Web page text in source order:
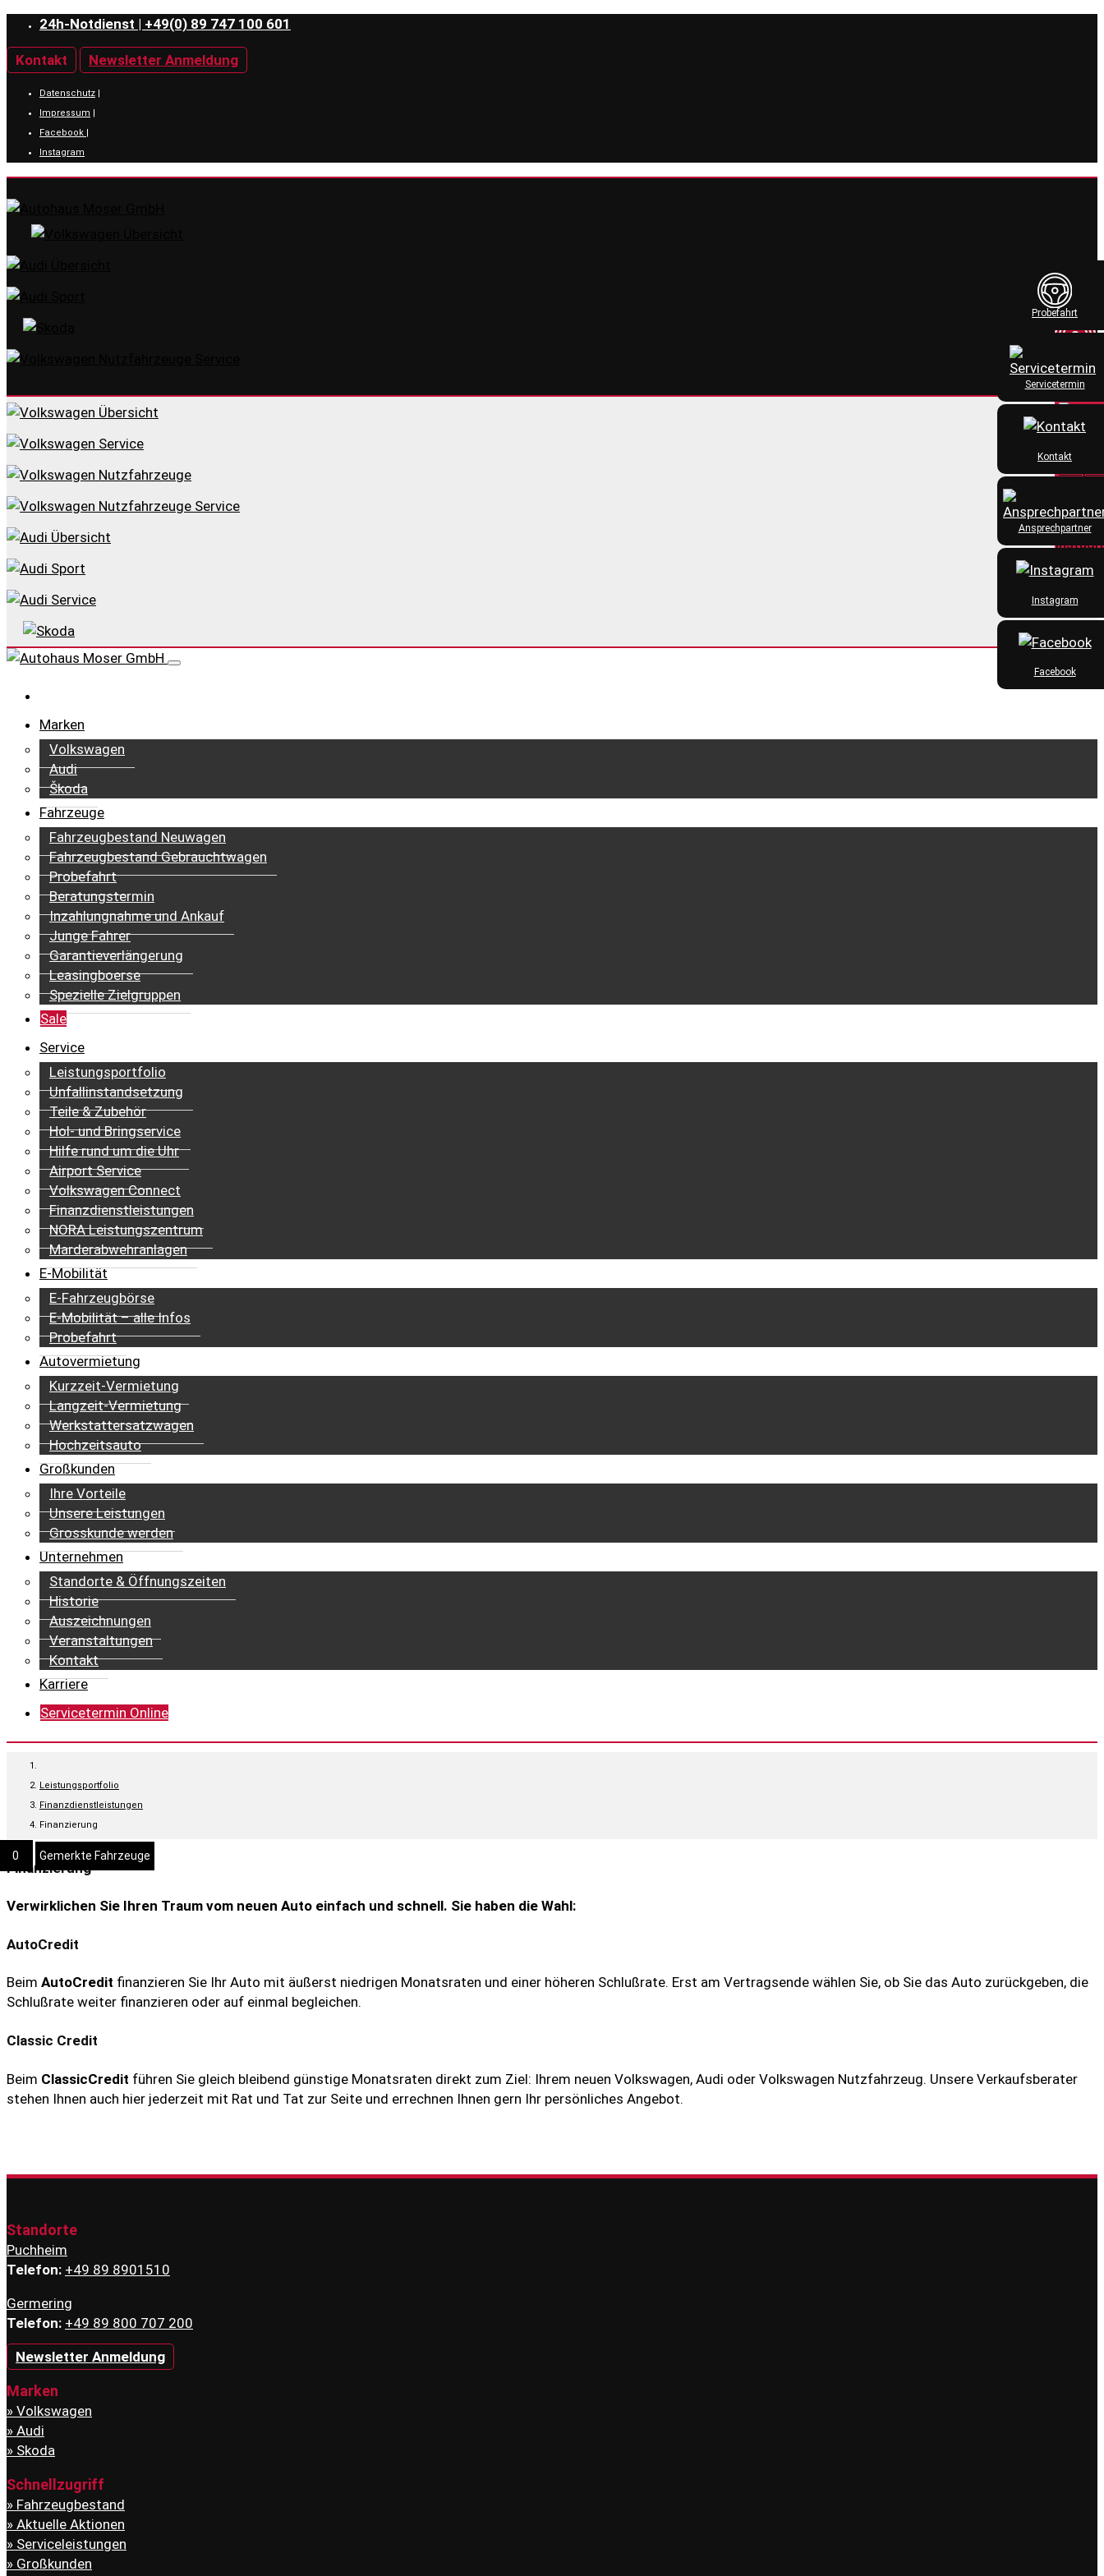
24h-Notdienst | +49(0) 89 747 100 601
Kontakt Newsletter Anmeldung
Datenschutz |
Impressum |
Facebook |
Instagram
Marken
Volkswagen
Audi
Škoda
Fahrzeuge
Fahrzeugbestand Neuwagen
Fahrzeugbestand Gebrauchtwagen
Probefahrt
Beratungstermin
Inzahlungnahme und Ankauf
Junge Fahrer
Garantieverlängerung
Leasingboerse
Spezielle Zielgruppen
Sale
Service
Leistungsportfolio
Unfallinstandsetzung
Teile & Zubehör
Hol- und Bringservice
Hilfe rund um die Uhr
Airport Service
Volkswagen Connect
Finanzdienstleistungen
NORA Leistungszentrum
Marderabwehranlagen
E-Mobilität
E-Fahrzeugbörse
E-Mobilität – alle Infos
Probefahrt
Autovermietung
Kurzzeit-Vermietung
Langzeit-Vermietung
Werkstattersatzwagen
Hochzeitsauto
Großkunden
Ihre Vorteile
Unsere Leistungen
Grosskunde werden
Unternehmen
Standorte & Öffnungszeiten
Historie
Auszeichnungen
Veranstaltungen
Kontakt
Karriere
Servicetermin Online
Leistungsportfolio
Finanzdienstleistungen
Finanzierung
Finanzierung
Verwirklichen Sie Ihren Traum vom neuen Auto einfach und schnell. Sie haben die Wahl:
AutoCredit
Beim AutoCredit finanzieren Sie Ihr Auto mit äußerst niedrigen Monatsraten und einer höheren Schlußrate. Erst am Vertragsende wählen Sie, ob Sie das Auto zurückgeben, die
Schlußrate weiter finanzieren oder auf einmal begleichen.
Classic Credit
Beim ClassicCredit führen Sie gleich bleibend günstige Monatsraten direkt zum Ziel: Ihrem neuen Volkswagen, Audi oder Volkswagen Nutzfahrzeug. Unsere Verkaufsberater
stehen Ihnen auch hier jederzeit mit Rat und Tat zur Seite und errechnen Ihnen gern Ihr persönliches Angebot.
Standorte
Puchheim
Telefon: +49 89 8901510
Germering
Telefon: +49 89 800 707 200
Newsletter Anmeldung
Marken
Volkswagen
Audi
Skoda
Schnellzugriff
Fahrzeugbestand
Aktuelle Aktionen
Serviceleistungen
Großkunden
0 Gemerkte Fahrzeuge
Probefahrt
Servicetermin
Kontakt
Ansprechpartner
Instagram
Facebook